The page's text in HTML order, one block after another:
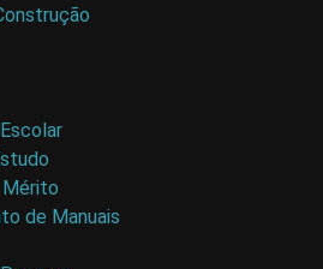
de Manuais